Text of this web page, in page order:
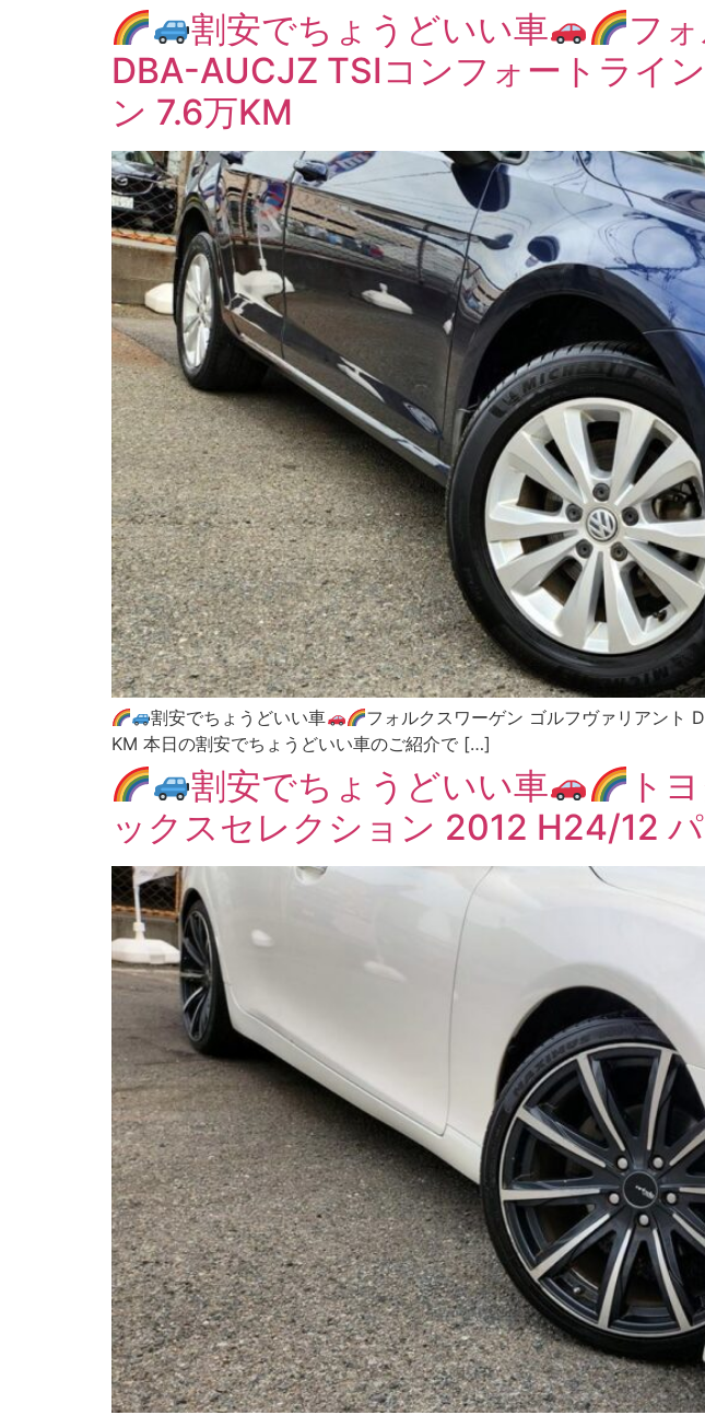
割安でちょうどいい車
フ
DBA-AUCJZ TSIコンフォートライ
ン 7.6万KM
割安でちょうどいい車
フォルクスワーゲン ゴルフヴァリアント
KM 本日の割安でちょうどいい車のご紹介で […]
割安でちょうどいい車
ト
ックスセレクション 2012 H24/12